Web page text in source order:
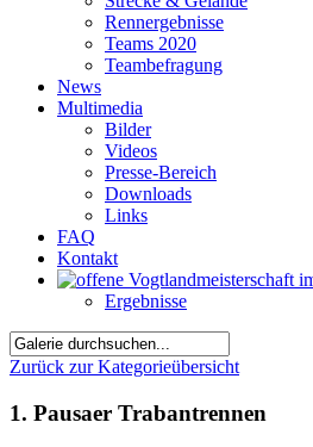
Rennergebnisse
Teams 2020
Teambefragung
News
Multimedia
Bilder
Videos
Presse-Bereich
Downloads
Links
FAQ
Kontakt
Ergebnisse
Zurück zur Kategorieübersicht
1. Pausaer Trabantrennen